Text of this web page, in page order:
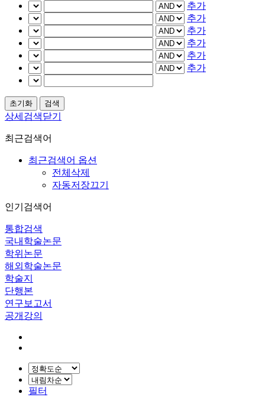
추가
추가
추가
추가
추가
추가
상세검색닫기
최근검색어
최근검색어 옵션
전체삭제
자동저장끄기
인기검색어
통합검색
국내학술논문
학위논문
해외학술논문
학술지
단행본
연구보고서
공개강의
필터